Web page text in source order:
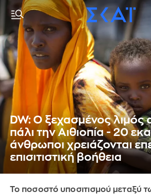
DW: Ο ξεχασμένος λιμός
πάλι την Αιθιοπία - 20
άνθρωποι χρειάζονται
επισιτιστική βοήθεια
Το ποσοστό υποσιτισμού μεταξύ